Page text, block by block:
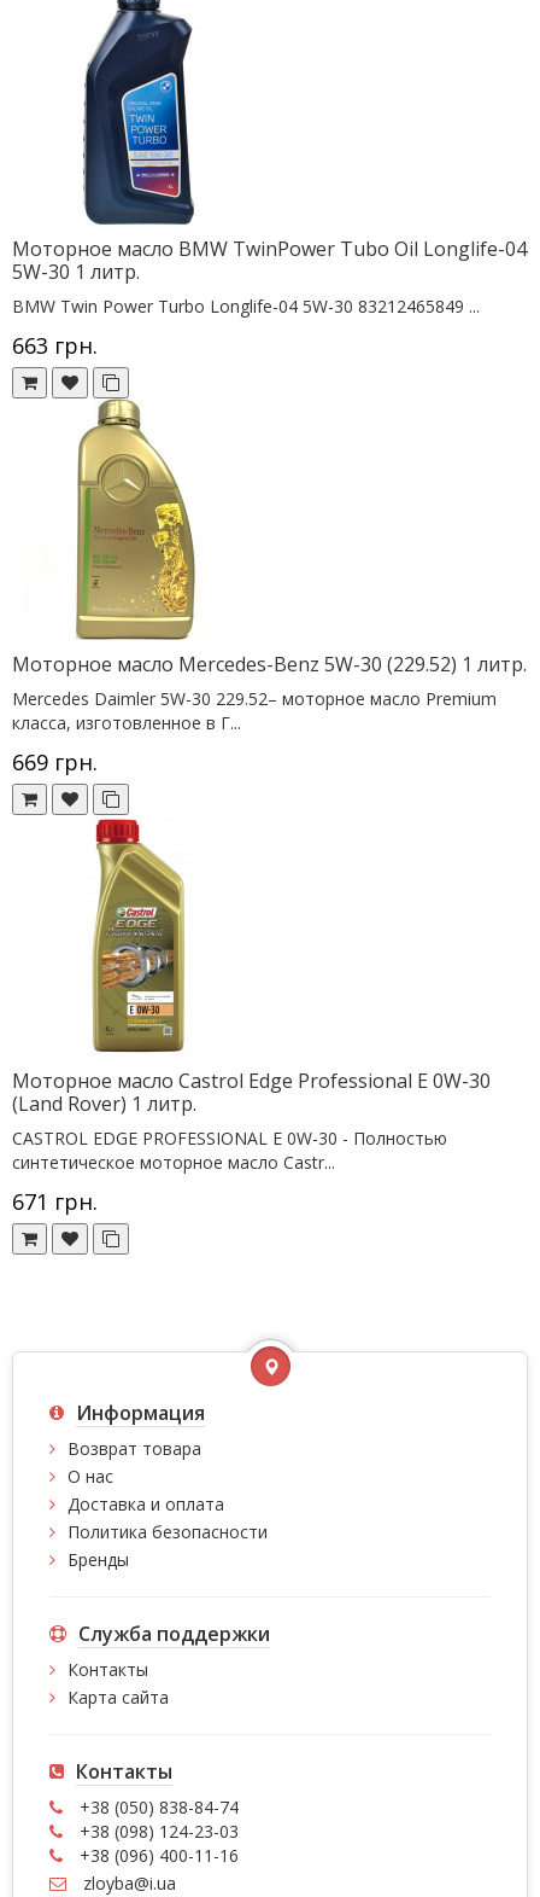
Моторное масло BMW TwinPower Tubo Oil Longlife-04
5W-30 1 литр.
BMW Twin Power Turbo Longlife-04 5W-30 83212465849 ...
663 грн.
Моторное масло Mercedes-Benz 5W-30 (229.52) 1 литр.
Mercedes Daimler 5W-30 229.52– моторное масло Premium
класса, изготовленное в Г...
669 грн.
Моторное масло Castrol Edge Professional E 0W-30
(Land Rover) 1 литр.
CASTROL EDGE PROFESSIONAL E 0W-30 - Полностью
синтетическое моторное масло Castr...
671 грн.
Информация
Возврат товара
О нас
Доставка и оплата
Политика безопасности
Бренды
Служба поддержки
Контакты
Карта сайта
Контакты
+38 (050) 838-84-74
+38 (098) 124-23-03
+38 (096) 400-11-16
zloyba@i.ua